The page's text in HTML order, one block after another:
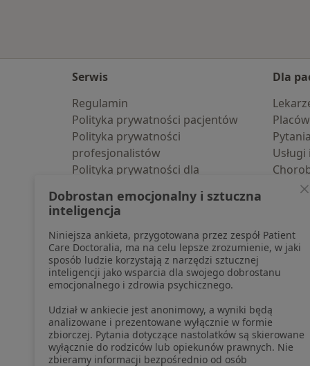
Serwis
Regulamin
Polityka prywatności pacjentów
Polityka prywatności
profesjonalistów
Polityka prywatności dla
pozyskaliśmy samodzielnie
Polityka cookies
Jak działają wyniki wyszukiwania
Dostępność
O nas
Praca Rekrutujemy!
Partnerzy
Centrum prasowe
Kontakt
Dla
Pomoc
Dobrostan emocjonalny i sztuczna
inteligencja
Niniejsza ankieta, przygotowana przez zespół Patient
Care Doctoralia, ma na celu lepsze zrozumienie, w jaki
sposób ludzie korzystają z narzędzi sztucznej
inteligencji jako wsparcia dla swojego dobrostanu
emocjonalnego i zdrowia psychicznego.
Udział w ankiecie jest anonimowy, a wyniki będą
analizowane i prezentowane wyłącznie w formie
zbiorczej. Pytania dotyczące nastolatków są skierowane
wyłącznie do rodziców lub opiekunów prawnych. Nie
zbieramy informacji bezpośrednio od osób